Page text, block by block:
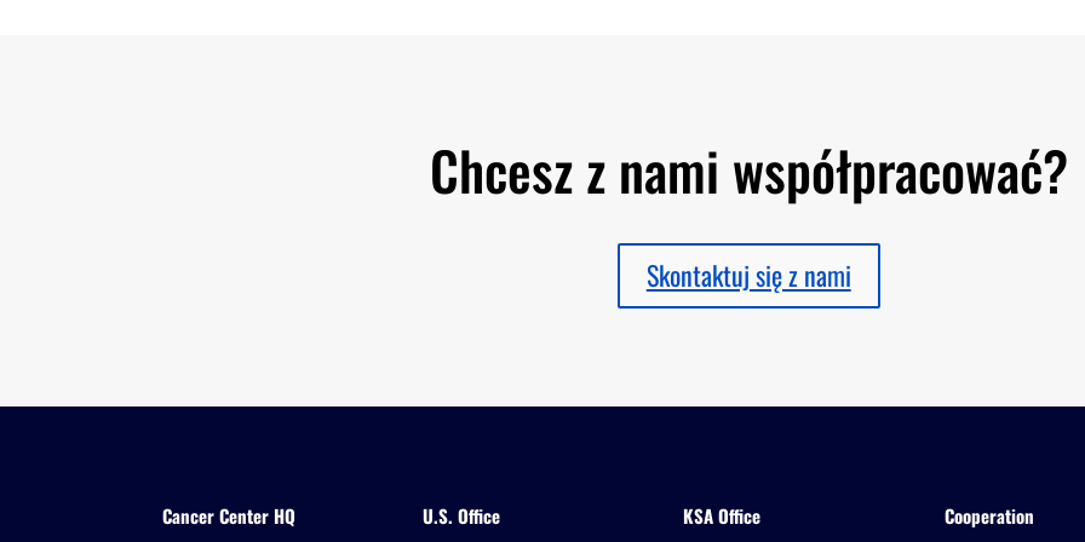
Chcesz z nami współpracować?
Skontaktuj się z nami
Cancer Center HQ U.S. Office KSA Office Cooperation